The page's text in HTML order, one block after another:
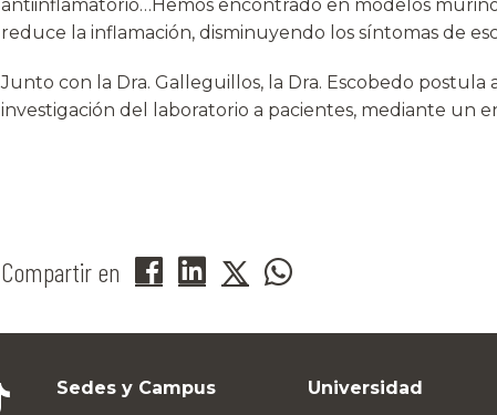
antiinflamatorio…Hemos encontrado en modelos
reduce la inflamación, disminuyendo los síntomas de
Junto con la Dra. Galleguillos, la Dra. Escobedo
investigación del laboratorio a pacientes, mediante un
Compartir en
Sedes y Campus
Universidad